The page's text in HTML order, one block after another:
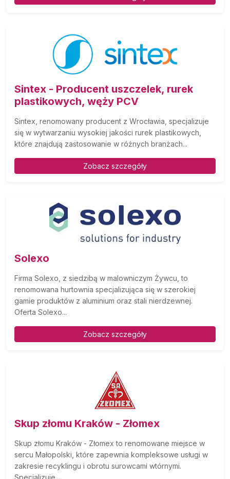
Sintex - Producent uszczelek, rurek
plastikowych, węży PCV
Sintex, renomowany producent z Wrocławia, specjalizuje
się w wytwarzaniu wysokiej jakości rurek plastikowych,
które znajdują zastosowanie w różnych branżach...
Zobacz szczegóły
Solexo
Firma Solexo, z siedzibą w malowniczym Żywcu, to
renomowana hurtownia specjalizująca się w szerokiej
gamie produktów z aluminium oraz stali nierdzewnej.
Oferta Solexo...
Zobacz szczegóły
Skup złomu Kraków - Złomex
Skup złomu Kraków - Złomex to renomowane miejsce w
sercu Małopolski, które zapewnia kompleksowe usługi w
zakresie recyklingu i obrotu surowcami wtórnymi.
Specjalizuje...